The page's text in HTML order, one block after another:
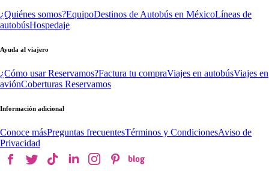
¿Quiénes somos?EquipoDestinos de Autobús en MéxicoLíneas de
autobúsHospedaje
Ayuda al viajero
¿Cómo usar Reservamos?Factura tu compraViajes en autobúsViajes en
aviónCoberturas Reservamos
Información adicional
Conoce másPreguntas frecuentesTérminos y CondicionesAviso de
Privacidad